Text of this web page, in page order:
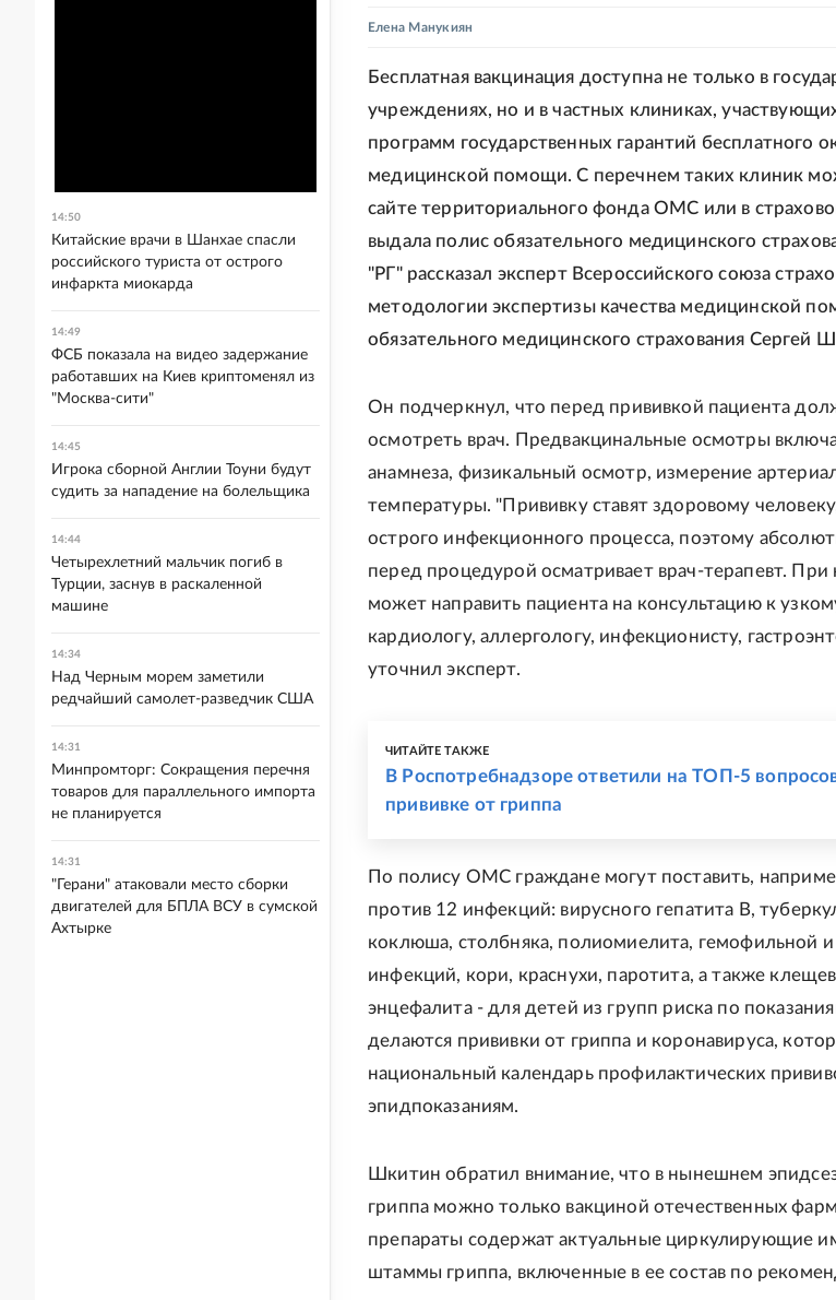
Елена Манукиян
Бесплатная вакцинация доступна не только в
учреждениях, но и в частных клиниках,
программ государственных гарантий бесплатного
медицинской помощи. С перечнем таких клиник
сайте территориального фонда ОМС или в
выдала полис обязательного медицинского
"РГ" рассказал эксперт Всероссийского союза
методологии экспертизы качества медицинской
обязательного медицинского страхования Сергей
Он подчеркнул, что перед прививкой пациента
осмотреть врач. Предвакцинальные осмотры
анамнеза, физикальный осмотр, измерение
температуры. "Прививку ставят здоровому
острого инфекционного процесса, поэтому
перед процедурой осматривает врач-терапевт.
может направить пациента на консультацию к
кардиологу, аллергологу, инфекционисту,
уточнил эксперт.
ЧИТАЙТЕ ТАКЖЕ
В Роспотребнадзоре ответили на ТОП-5
прививке от гриппа
По полису ОМС граждане могут поставить,
против 12 инфекций: вирусного гепатита В,
коклюша, столбняка, полиомиелита, гемофильной
инфекций, кори, краснухи, паротита, а также
энцефалита - для детей из групп риска по
делаются прививки от гриппа и коронавируса,
национальный календарь профилактических
эпидпоказаниям.
Шкитин обратил внимание, что в нынешнем
гриппа можно только вакциной отечественных
препараты содержат актуальные циркулирующие
штаммы гриппа, включенные в ее состав по
14:50
Китайские врачи в Шанхае спасли
российского туриста от острого
инфаркта миокарда
14:49
ФСБ показала на видео задержание
работавших на Киев криптоменял из
"Москва-сити"
14:45
Игрока сборной Англии Тоуни будут
судить за нападение на болельщика
14:44
Четырехлетний мальчик погиб в
Турции, заснув в раскаленной
машине
14:34
Над Черным морем заметили
редчайший самолет-разведчик США
14:31
Минпромторг: Сокращения перечня
товаров для параллельного импорта
не планируется
14:31
"Герани" атаковали место сборки
двигателей для БПЛА ВСУ в сумской
Ахтырке